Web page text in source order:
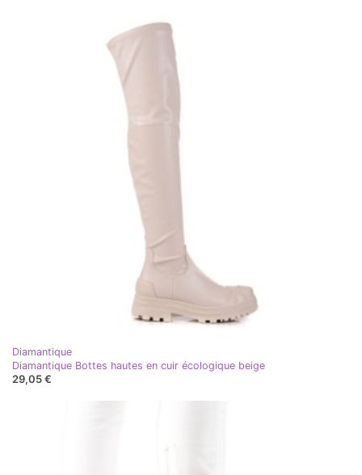
Diamantique
Diamantique Bottes hautes en cuir écologique beige
29,05 €